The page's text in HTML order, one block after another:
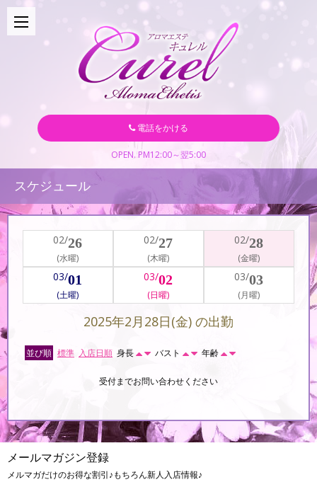
電話をかける
OPEN. PM12:00～翌5:00
スケジュール
02/26
(水曜)
02/27
(木曜)
02/28
(金曜)
03/01
(土曜)
03/02
(日曜)
03/03
(月曜)
2025年2月28日(金) の出勤
並び順 標準 入店日順 身長 バスト 年齢
受付までお問い合わせください
メールマガジン登録
メルマガだけのお得な割引♪もちろん新人入店情報♪